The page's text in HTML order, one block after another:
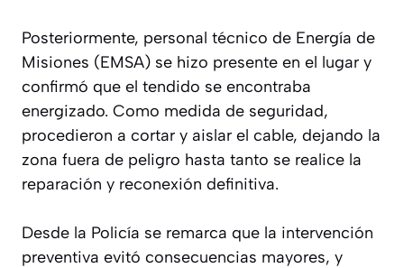
Posteriormente, personal técnico de Energía de
Misiones (EMSA) se hizo presente en el lugar y
confirmó que el tendido se encontraba
energizado. Como medida de seguridad,
procedieron a cortar y aislar el cable, dejando la
zona fuera de peligro hasta tanto se realice la
reparación y reconexión definitiva.
Desde la Policía se remarca que la intervención
preventiva evitó consecuencias mayores, y